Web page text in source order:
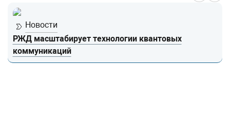
Новости
РЖД масштабирует технологии квантовых
коммуникаций